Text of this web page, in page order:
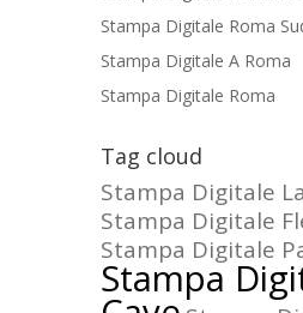
Stampa Digitale Roma
Stampa Digitale A Roma
Stampa Digitale Roma
Tag cloud
Stampa Digitale
Stampa Digitale
Stampa Digitale
Stampa